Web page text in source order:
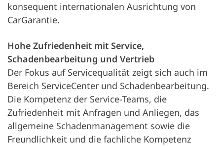
konsequent internationalen Ausrichtung von
CarGarantie.
Hohe Zufriedenheit mit Service,
Schadenbearbeitung und Vertrieb
Der Fokus auf Servicequalität zeigt sich auch im
Bereich ServiceCenter und Schadenbearbeitung.
Die Kompetenz der Service-Teams, die
Zufriedenheit mit Anfragen und Anliegen, das
allgemeine Schadenmanagement sowie die
Freundlichkeit und die fachliche Kompetenz